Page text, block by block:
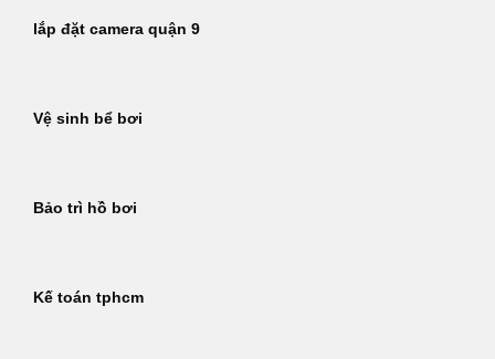
lắp đặt camera quận 9
Vệ sinh bể bơi
Bảo trì hồ bơi
Kế toán tphcm